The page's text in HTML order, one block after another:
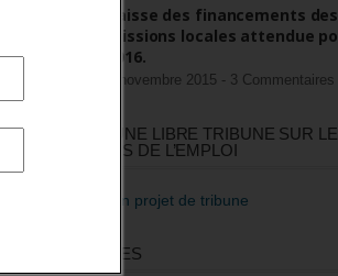
Baisse des financements des
missions locales attendue
2016.
3 novembre 2015 - 3 Commentaires
RÉDIGEZ UNE LIBRE TRIBUNE SUR
POLITIQUES DE L’EMPLOI
>Décrire mon projet de tribune
CATÉGORIES